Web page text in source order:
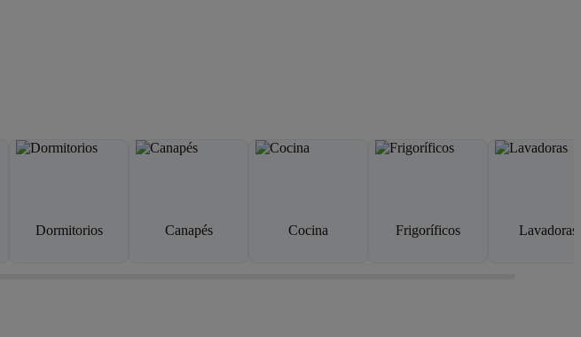
Dormitorios Canapés Cocina Frigoríficos Lavadoras